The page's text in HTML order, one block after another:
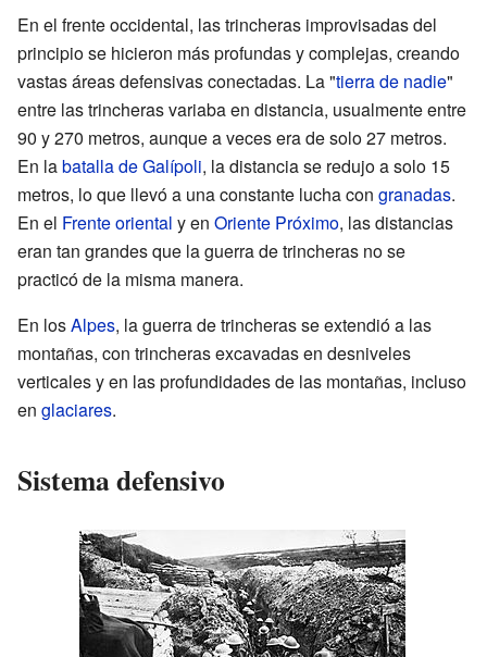
En el frente occidental, las trincheras improvisadas del
principio se hicieron más profundas y complejas, creando
vastas áreas defensivas conectadas. La "tierra de nadie"
entre las trincheras variaba en distancia, usualmente entre
90 y 270 metros, aunque a veces era de solo 27 metros.
En labatalla de Galípoli, la distancia se redujo a solo 15
metros, lo que llevó a una constante lucha con granadas.
En el Frente oriental y en Oriente Próximo, las distancias
eran tan grandes que la guerra de trincheras no se
practicó de la misma manera.
En losAlpes, la guerra de trincheras se extendió a las
montañas, con trincheras excavadas en desniveles
verticales y en las profundidades de las montañas, incluso
en glaciares.
Sistema defensivo